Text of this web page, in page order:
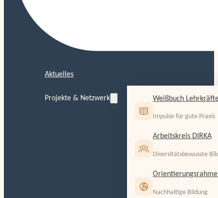
Aktuelles
Projekte & Netzwerk Weißbuch
Impulse für gute Praxis
Arbeitskreis DIRKA
Diversitätsbewusste
Nachhaltige Bildung